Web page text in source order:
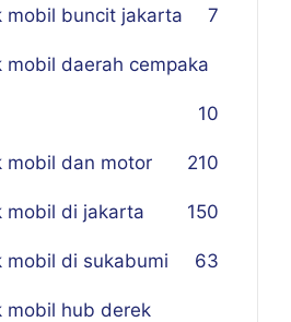
mobil buncit jakarta 7
mobil daerah cempaka
10
mobil dan motor 210
mobil di jakarta 150
mobil di sukabumi 63
mobil hub derek